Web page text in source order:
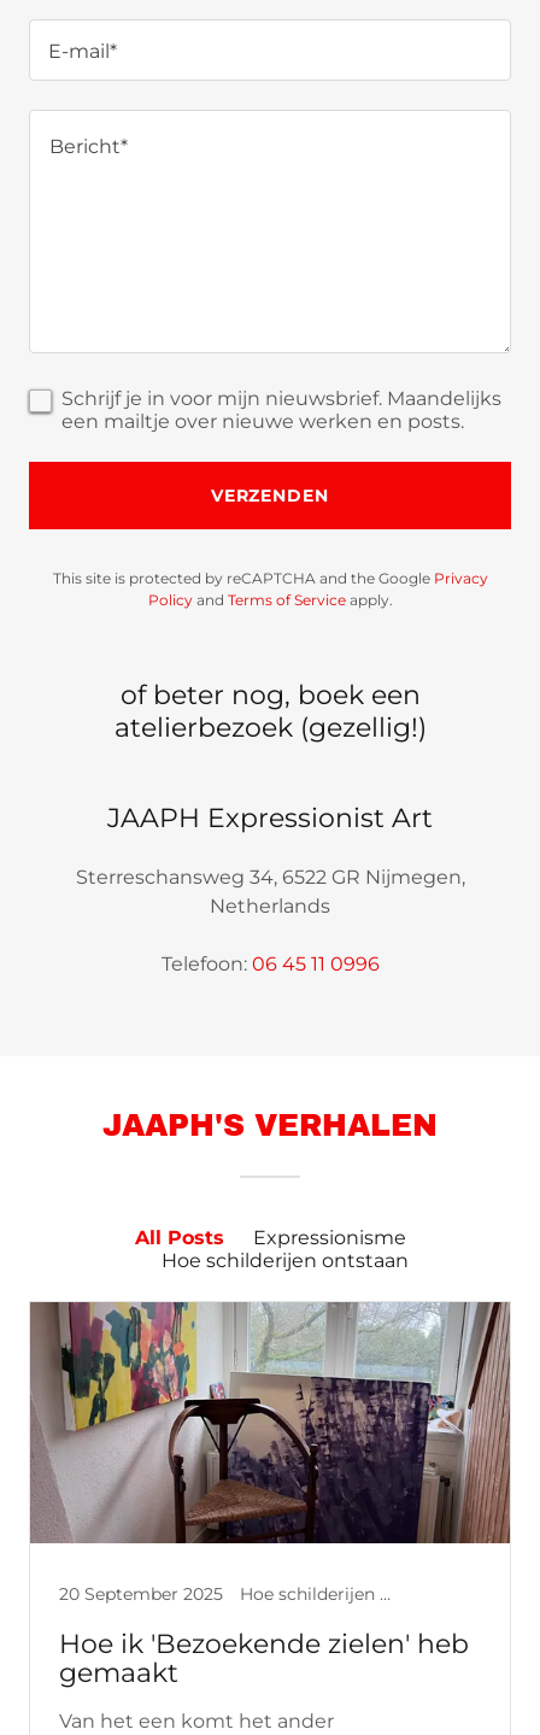
E-mail*
Schrijf je in voor mijn nieuwsbrief. Maandelijks
een mailtje over nieuwe werken en posts.
VERZENDEN
This site is protected by reCAPTCHA and the Google Privacy
Policyand Terms of Serviceapply.
of beter nog, boek een
atelierbezoek (gezellig!)
JAAPH Expressionist Art
Sterreschansweg 34, 6522 GR Nijmegen,
Netherlands
Telefoon: 06 45 11 0996
JAAPH'S VERHALEN
All Posts
Expressionisme
Hoe schilderijen ontstaan
20 September 2025 Hoe schilderijen ontstaan
Hoe ik 'Bezoekende zielen' heb
gemaakt
Van het een komt het ander